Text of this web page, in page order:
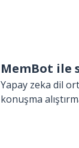
MemBot ile
Yapay zeka dil
konuşma